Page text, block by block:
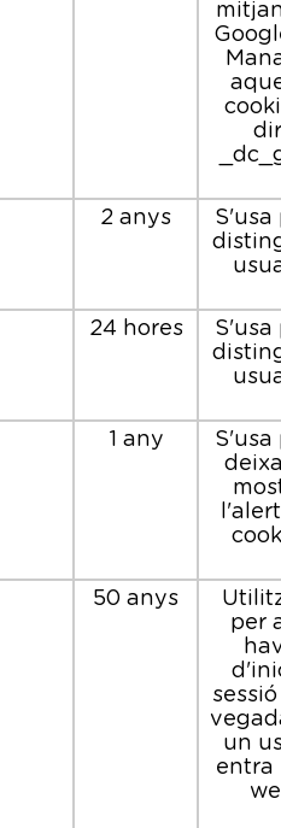
2 anys
S'usa
24 hores
S'usa
1 any
S'usa
50 anys
per
un
entra